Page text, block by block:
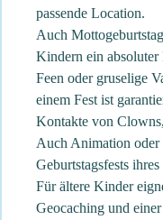
passende Location.
Auch
Kindern ein absoluter
Feen oder gruselige
einem Fest ist
Kontakte von
Auch Animation
Geburtstagsfests
Für ältere Kinder
Geocaching und